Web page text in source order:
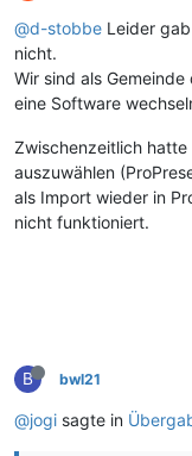
@d-stobbe Leider
nicht.
Wir sind als
eine Software
Zwischenzeitlich
auszuwählen
als Import wieder in
nicht funktioniert.
B bwl21
@jogi sagte in